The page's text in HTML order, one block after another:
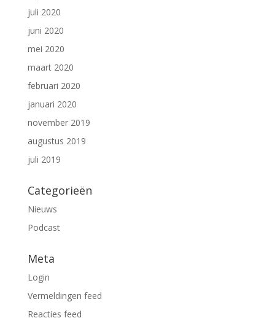
juli 2020
juni 2020
mei 2020
maart 2020
februari 2020
januari 2020
november 2019
augustus 2019
juli 2019
Categorieën
Nieuws
Podcast
Meta
Login
Vermeldingen feed
Reacties feed